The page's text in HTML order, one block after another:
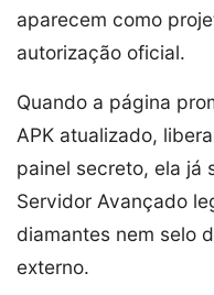
aparecem como
autorização oficial.
Quando a página
APK atualizado,
painel secreto, ela já
Servidor Avançado
diamantes nem selo
externo.